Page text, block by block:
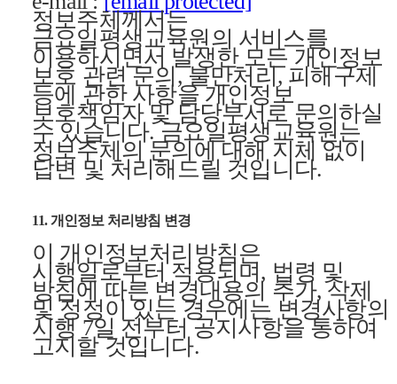
정보주체께서는
금요일평생교육원의 서비스를
이용하시면서 발생한 모든 개인정보
보호 관련 문의, 불만처리, 피해구제
등에 관한 사항을 개인정보
보호책임자 및 담당부서로 문의하실
수 있습니다. 금요일평생교육원는
정보주체의 문의에 대해 지체 없이
답변 및 처리해드릴 것입니다.
11. 개인정보 처리방침 변경
이 개인정보처리방침은
시행일로부터 적용되며, 법령 및
방침에 따른 변경내용의 추가, 삭제
및 정정이 있는 경우에는 변경사항의
시행 7일 전부터 공지사항을 통하여
고지할 것입니다.